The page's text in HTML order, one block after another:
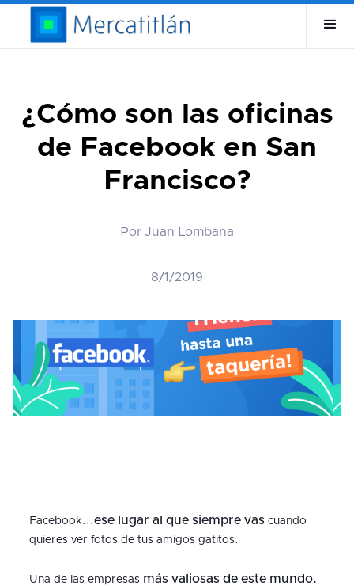
¿Cómo son las oficinas
de Facebook en San
Francisco?
Por Juan Lombana
8/1/2019
Facebook...ese lugar al que siempre vas cuando
quieres ver fotos de tus amigos gatitos.
Una de las empresas más valiosas de este mundo.